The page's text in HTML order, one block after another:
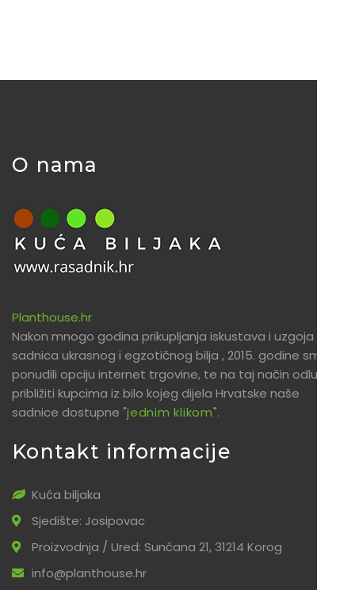
O nama
Planthouse.hr
Nakon mnogo godina prikupljanja iskustava i uzgoja
sadnica ukrasnog i egzotičnog bilja , 2015. godine smo
ponudili opciju internet trgovine, te na taj način odlučili
približiti kupcima iz bilo kojeg dijela Hrvatske naše
sadnice dostupne "jednim klikom".
Kontakt informacije
Kuća biljaka
Sjedište: Josipovac
Proizvodnja / Ured: Sunčana 21, 31214 Korog
info@planthouse.hr